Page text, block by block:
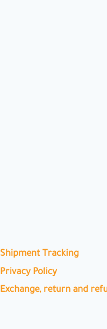
Shipment Tracking
Privacy Policy
Exchange, return and